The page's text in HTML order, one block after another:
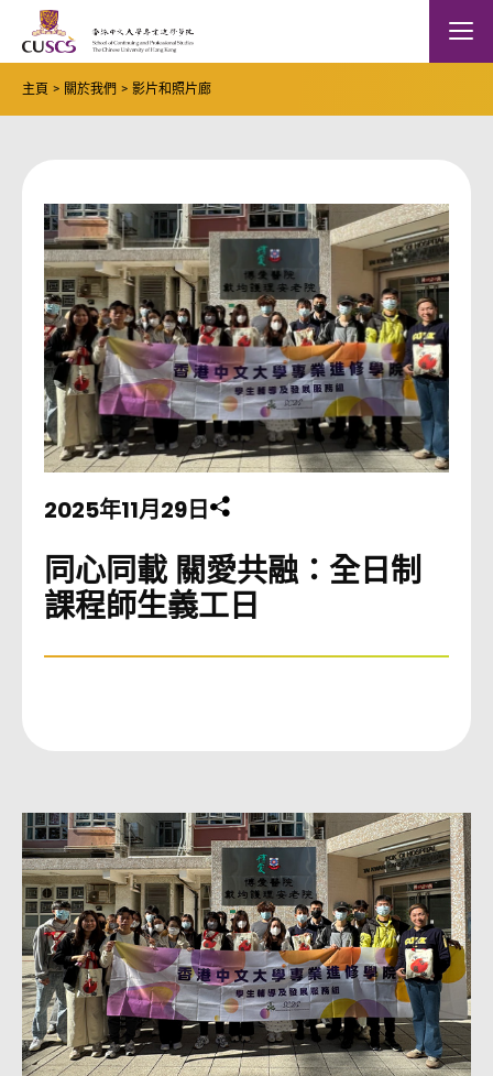
Skip to main content
The Chinese Univeristy of hong Kong Mobile
主頁 關於我們 影片和照片廊
2025年11月29日 分享此頁至
同心同載 關愛共融：全日制
課程師生義工日